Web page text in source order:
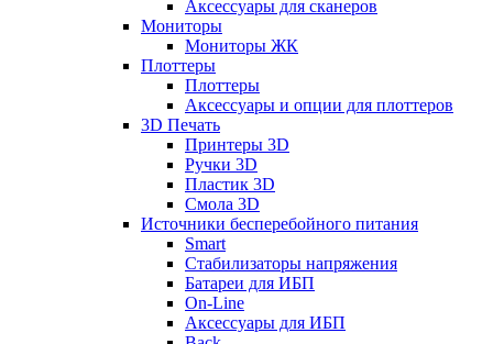
Аксессуары для сканеров
Мониторы
Мониторы ЖК
Плоттеры
Плоттеры
Аксессуары и опции для плоттеров
3D Печать
Принтеры 3D
Ручки 3D
Пластик 3D
Смола 3D
Источники бесперебойного питания
Smart
Стабилизаторы напряжения
Батареи для ИБП
On-Line
Аксессуары для ИБП